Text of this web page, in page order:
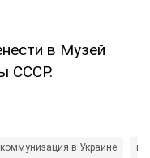
в Музей
СССР.
в Украине